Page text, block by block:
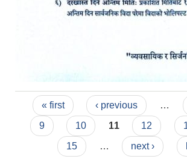
Pages
« first ‹ previous …
9
10 11 12
15
… next ›